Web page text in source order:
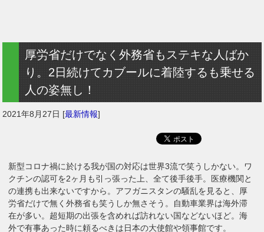
厚労省だけでなく外務省もステキな人ばか
り。2日続けてカブールに着陸するも乗せる
人の姿無し！
2021年8月27日 [最新情報]
新型コロナ禍に於ける我が国の対応は世界3流で笑うしかない。ワ
クチンの認可を2ヶ月も引っ張った上、全て後手後手。医療機関と
の連携も出来ないですから。アフガニスタンの騒乱を見ると、厚
労省だけで無く外務省も笑うしか無さそう。自動車業界は海外滞
在が多い。超短期の出張を含めれば訪れない国などないほど。海
外で有事あった時に頼るべきは日本の大使館や領事館です。